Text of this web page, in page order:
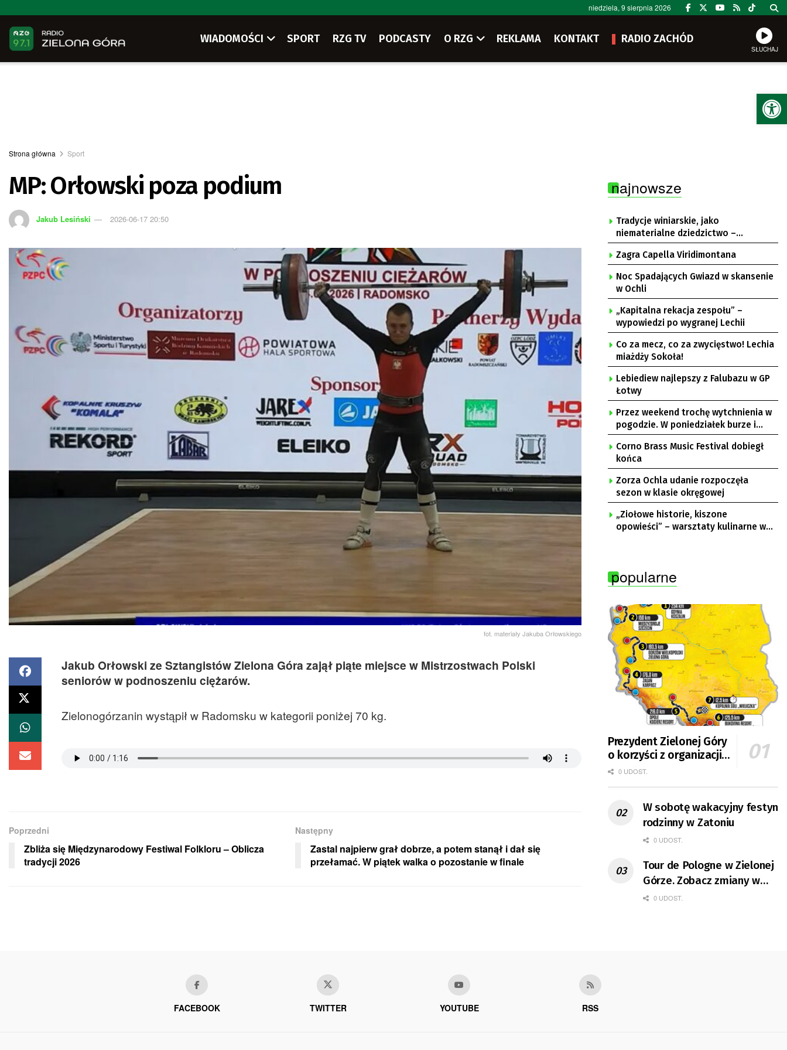
niedziela, 9 sierpnia 2026
WIADOMOŚCI SPORT RZG TV PODCASTY O RZG REKLAMA KONTAKT RADIO ZACHÓD
SŁUCHAJ
Strona główna Sport
MP: Orłowski poza podium
Jakub Lesiński 2026-06-17 20:50
fot. materiały Jakuba Orłowskiego
Jakub Orłowski ze Sztangistów Zielona Góra zajął piąte miejsce w Mistrzostwach Polski
seniorów w podnoszeniu ciężarów.
Zielonogórzanin wystąpił w Radomsku w kategorii poniżej 70 kg.
Poprzedni
Zbliża się Międzynarodowy Festiwal Folkloru – Oblicza
tradycji 2026
Następny
Zastal najpierw grał dobrze, a potem stanął i dał się
przełamać. W piątek walka o pozostanie w finale
najnowsze
Tradycje winiarskie, jako
niematerialne dziedzictwo –
konsultacje i projekt
Zagra Capella Viridimontana
Noc Spadających Gwiazd w skansenie
w Ochli
„Kapitalna rekacja zespołu” –
wypowiedzi po wygranej Lechii
Co za mecz, co za zwycięstwo! Lechia
miażdży Sokoła!
Lebiediew najlepszy z Falubazu w GP
Łotwy
Przez weekend trochę wytchnienia w
pogodzie. W poniedziałek burze i
upał
Corno Brass Music Festival dobiegł
końca
Zorza Ochla udanie rozpoczęła
sezon w klasie okręgowej
„Ziołowe historie, kiszone
opowieści” – warsztaty kulinarne w
popularne
Prezydent Zielonej Góry
o korzyści z organizacji
mety Tour de Pologne
0 UDOST.
W sobotę wakacyjny festyn
rodzinny w Zatoniu
0 UDOST.
Tour de Pologne w Zielonej
Górze. Zobacz zmiany w
organizacji ruchu
0 UDOST.
FACEBOOK TWITTER YOUTUBE RSS